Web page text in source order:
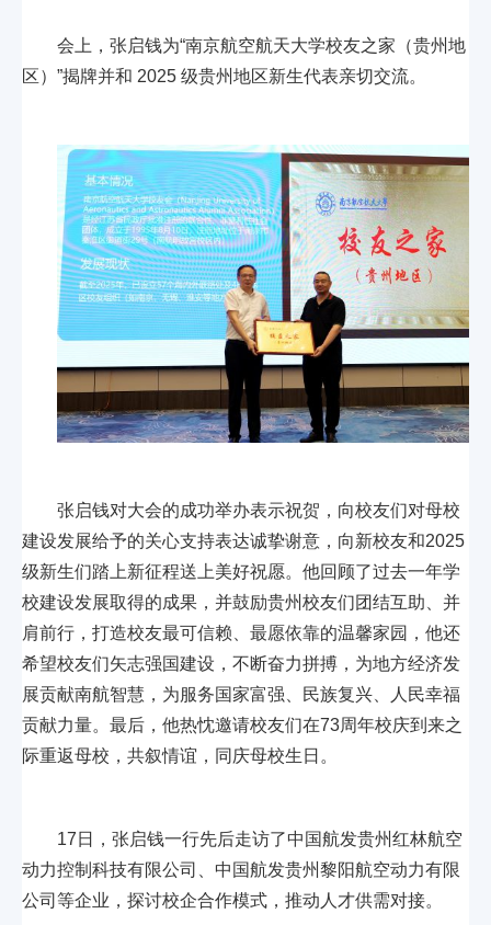
会上，张启钱为“南京航空航天大学校友之家（贵州地
区）”揭牌并和 2025 级贵州地区新生代表亲切交流。
张启钱对大会的成功举办表示祝贺，向校友们对母校
建设发展给予的关心支持表达诚挚谢意，向新校友和2025
级新生们踏上新征程送上美好祝愿。他回顾了过去一年学
校建设发展取得的成果，并鼓励贵州校友们团结互助、并
肩前行，打造校友最可信赖、最愿依靠的温馨家园，他还
希望校友们矢志强国建设，不断奋力拼搏，为地方经济发
展贡献南航智慧，为服务国家富强、民族复兴、人民幸福
贡献力量。最后，他热忱邀请校友们在73周年校庆到来之
际重返母校，共叙情谊，同庆母校生日。
17日，张启钱一行先后走访了中国航发贵州红林航空
动力控制科技有限公司、中国航发贵州黎阳航空动力有限
公司等企业，探讨校企合作模式，推动人才供需对接。